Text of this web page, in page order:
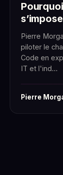
Pierre
piloter le
Code en
IT et l'ind...
Pierre